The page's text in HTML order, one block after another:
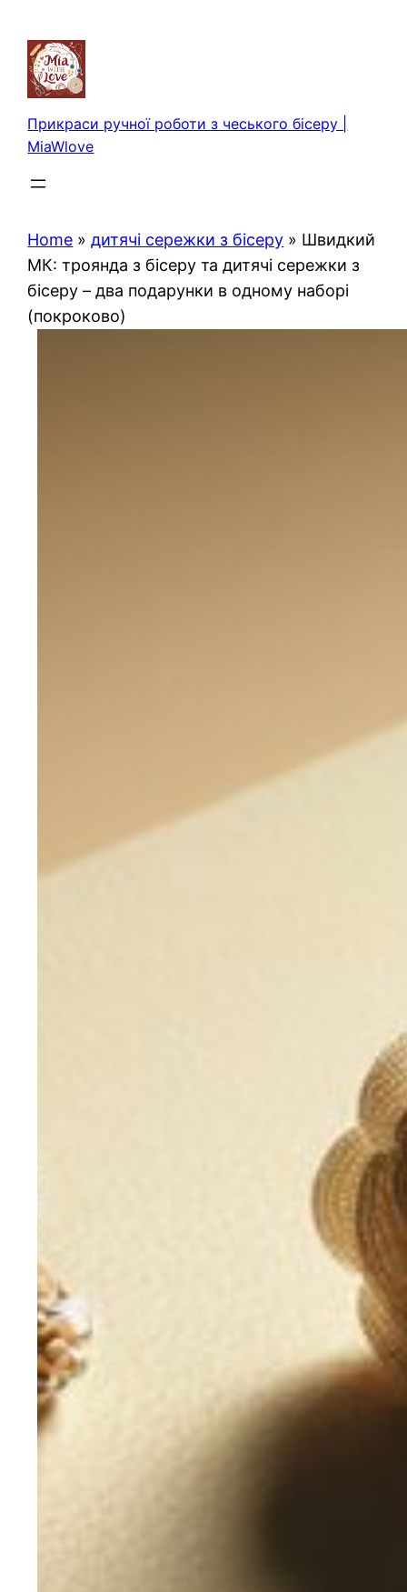
вмісту
Прикраси ручної роботи з чеського бісеру |
MiaWlove
Home »дитячі сережки з бісеру » Швидкий
МК: троянда з бісеру та дитячі сережки з
бісеру – два подарунки в одному наборі
(покроково)